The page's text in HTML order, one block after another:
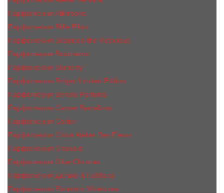
Парфюмерия Atkinsons
Парфюмерия Billie Eilish
Парфюмерия Boadicea the Victorious
Парфюмерия Boucheron
Парфюмерия Burberry
Парфюмерия Bvlgari Limited Edition
Парфюмерия Byredo Parfums
Парфюмерия Carner Barcelona
Парфюмерия Cartier
Парфюмерия Chloe Atelier Des Fleurs
Парфюмерия Сhopard
Парфюмерия Clive Christian
Парфюмерия Дольче & Габбана
Парфюмерия Escentric Molecules